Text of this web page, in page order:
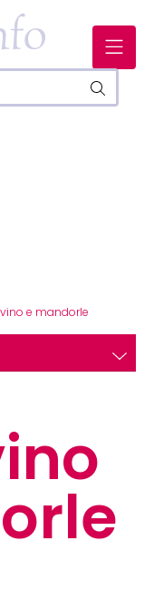
vino e mandorle